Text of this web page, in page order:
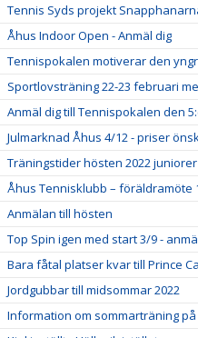
Tennis Syds projekt
Åhus Indoor Open - Anmäl dig
Tennispokalen motiverar den
Sportlovsträning 22-23 februari
Anmäl dig till Tennispokalen den
Julmarknad Åhus 4/12 - priser
Träningstider hösten 2022 juniorer
Åhus Tennisklubb – föräldramöte
Anmälan till hösten
Top Spin igen med start 3/9 -
Bara fåtal platser kvar till Prince
Jordgubbar till midsommar 2022
Information om sommarträning